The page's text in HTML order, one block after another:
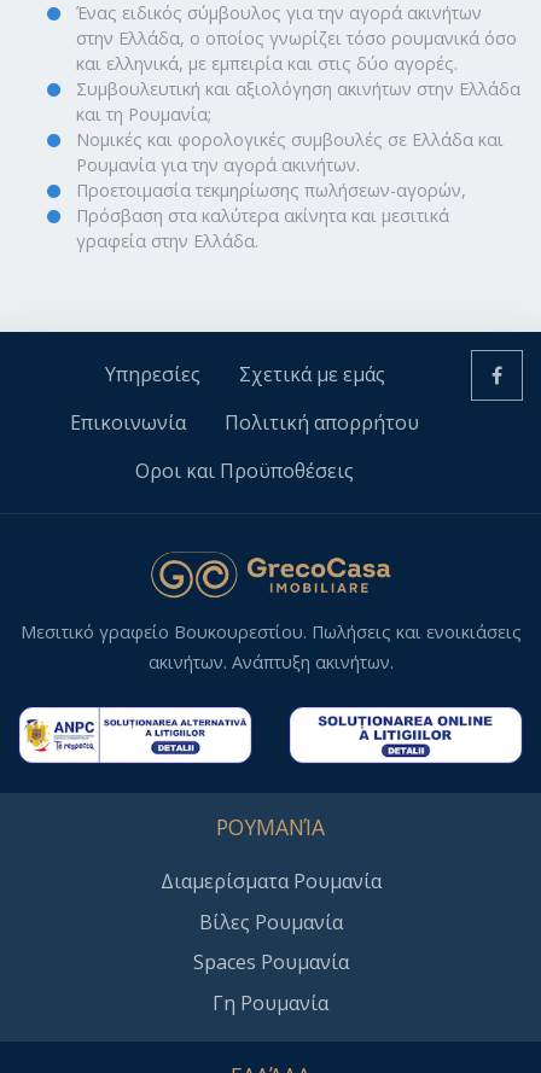
Ένας ειδικός σύμβουλος για την αγορά ακινήτων
στην Ελλάδα, ο οποίος γνωρίζει τόσο ρουμανικά όσο
και ελληνικά, με εμπειρία και στις δύο αγορές.
Συμβουλευτική και αξιολόγηση ακινήτων στην Ελλάδα
και τη Ρουμανία;
Νομικές και φορολογικές συμβουλές σε Ελλάδα και
Ρουμανία για την αγορά ακινήτων.
Προετοιμασία τεκμηρίωσης πωλήσεων-αγορών,
Πρόσβαση στα καλύτερα ακίνητα και μεσιτικά
γραφεία στην Ελλάδα.
Υπηρεσίες
Σχετικά με εμάς
Επικοινωνία
Πολιτική απορρήτου
Οροι και Προϋποθέσεις
Μεσιτικό γραφείο Βουκουρεστίου. Πωλήσεις και ενοικιάσεις
ακινήτων. Ανάπτυξη ακινήτων.
ΡΟΥΜΑΝΊΑ
Διαμερίσματα Ρουμανία
Βίλες Ρουμανία
Spaces Ρουμανία
Γη Ρουμανία